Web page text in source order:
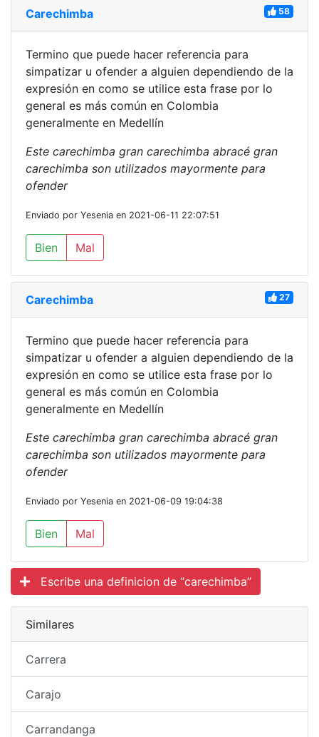
Carechimba 58
Termino que puede hacer referencia para
simpatizar u ofender a alguien dependiendo de la
expresión en como se utilice esta frase por lo
general es más común en Colombia
generalmente en Medellín
Este carechimba gran carechimba abracé gran
carechimba son utilizados mayormente para
ofender
Enviado por Yesenia en 2021-06-11 22:07:51
Bien Mal
Carechimba 27
Termino que puede hacer referencia para
simpatizar u ofender a alguien dependiendo de la
expresión en como se utilice esta frase por lo
general es más común en Colombia
generalmente en Medellín
Este carechimba gran carechimba abracé gran
carechimba son utilizados mayormente para
ofender
Enviado por Yesenia en 2021-06-09 19:04:38
Bien Mal
Escribe una definicion de “carechimba”
Similares
Carrera
Carajo
Carrandanga